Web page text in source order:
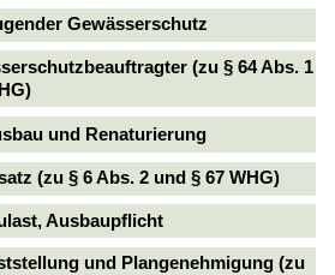
Gewässerschutz
(zu § 64 Abs. 1
und Renaturierung
(zu § 6 Abs. 2 und § 67 WHG)
Ausbaupflicht
und Plangenehmigung (zu